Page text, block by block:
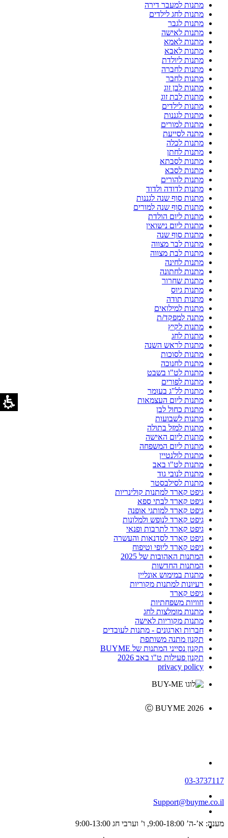
מתנות למעבר דירה
מתנות לחג לילדים
מתנות לגבר
מתנות לאישה
מתנות לאמא
מתנות לאבא
מתנות ליולדת
מתנות לחברה
מתנות לחבר
מתנות לבן זוג
מתנות לבת זוג
מתנות לילדים
מתנות לגננות
מתנות למורים
מתנה לסייעת
מתנות לכלה
מתנות לחתן
מתנות לסבתא
מתנות לסבא
מתנות להורים
מתנות לדודה ולדוד
מתנות סוף שנה לגננות
מתנות סוף שנה למורים
מתנות ליום הולדת
מתנות ליום נישואין
מתנות סוף שנה
מתנות לבר מצווה
מתנות לבת מצווה
מתנות לחינה
מתנות לחתונה
מתנות שחרור
מתנות גיוס
מתנות תודה
מתנות למילואים
מתנה למפקד/ת
מתנות לקיץ
מתנות לחג
מתנות לראש השנה
מתנות לסוכות
מתנות לחנוכה
מתנות לט"ו בשבט
מתנות לפורים
מתנות לל"ג בעומר
מתנות ליום העצמאות
מתנות כחול לבן
מתנות לשבועות
מתנות למזל בתולה
מתנות ליום האישה
מתנות ליום המשפחה
מתנות לולנטיין
מתנות לט"ו באב
מתנות לנובי גוד
מתנות לסילבסטר
גיפט קארד למתנות קולינריות
גיפט קארד לבתי ספא
גיפט קארד למותגי אופנה
גיפט קארד לנופש ולמלונות
גיפט קארד לתרבות ופנאי
גיפט קארד לסדנאות והעשרה
גיפט קארד ליופי וטיפוח
המתנות האהובות של 2025
המתנות החדשות
מתנות במימוש אונליין
רעיונות למתנות מקוריות
גיפט קארד
חוויות משפחתיות
מתנות מומלצות לחג
מתנות מקוריות לאישה
חברות וארגונים - מתנות לעובדים
תקנון מתנה משותפת
תקנון נסייני המתנות של BUYME
תקנון פעילות ט"ו באב 2026
privacy policy
Ⓒ BUYME 2026
03-3737117
Support@buyme.co.il
מענה: א’-ה’ 9:00-18:00, ו’ וערבי חג 9:00-13:00